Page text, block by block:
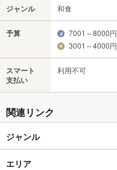
ジャンル 和食
予算
7001～8000円
3001～4000円
スマート
支払い
利用不可
関連リンク
ジャンル
和食
エリア